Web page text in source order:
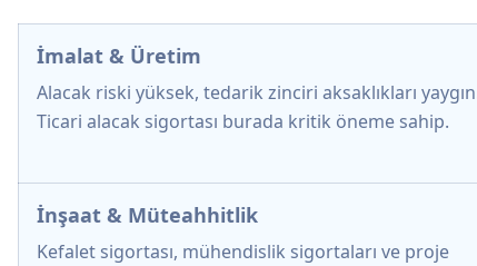
İmalat & Üretim
Alacak riski yüksek, tedarik zinciri aksaklıkları
Ticari alacak sigortası burada kritik öneme sahip.
İnşaat & Müteahhitlik
Kefalet sigortası, mühendislik sigortaları ve proje